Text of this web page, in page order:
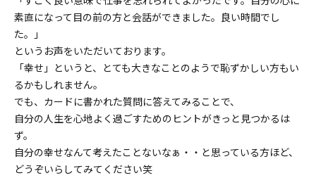
素直になって目の前の方と会話ができました。良い時間でし
た。」
というお声をいただいております。
「幸せ」というと、とても大きなことのようで恥ずかしい方もい
るかもしれません。
でも、カードに書かれた質問に答えてみることで、
自分の人生を心地よく過ごすためのヒントがきっと見つかるは
ず。
自分の幸せなんて考えたことないなぁ・・と思っている方ほど、
どうぞいらしてみてください笑